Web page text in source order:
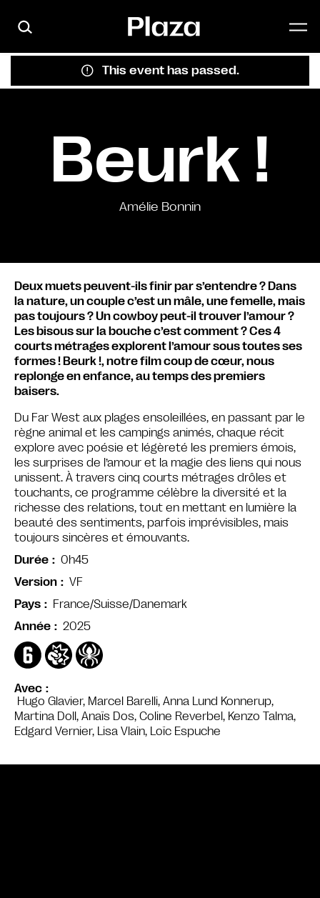
This event has passed.
Beurk !
Amélie Bonnin
Avec
Hugo Glavier, Marcel Barelli, Anna Lund Konnerup,
Martina Doll, Anaïs Dos, Coline Reverbel, Kenzo Talma,
Edgard Vernier, Lisa Vlain, Loïc Espuche
Deux muets peuvent-ils finir par s’entendre ? Dans
la nature, un couple c’est un mâle, une femelle, mais
pas toujours ? Un cowboy peut-il trouver l’amour ?
Les bisous sur la bouche c’est comment ? Ces 4
courts métrages explorent l’amour sous toutes ses
formes ! Beurk !, notre film coup de cœur, nous
replonge en enfance, au temps des premiers
baisers.
Du Far West aux plages ensoleillées, en passant par le
règne animal et les campings animés, chaque récit
explore avec poésie et légèreté les premiers émois,
les surprises de l’amour et la magie des liens qui nous
unissent. À travers cinq courts métrages drôles et
touchants, ce programme célèbre la diversité et la
richesse des relations, tout en mettant en lumière la
beauté des sentiments, parfois imprévisibles, mais
toujours sincères et émouvants.
Durée
0h45
Version
VF
Pays
France/Suisse/Danemark
Année
2025